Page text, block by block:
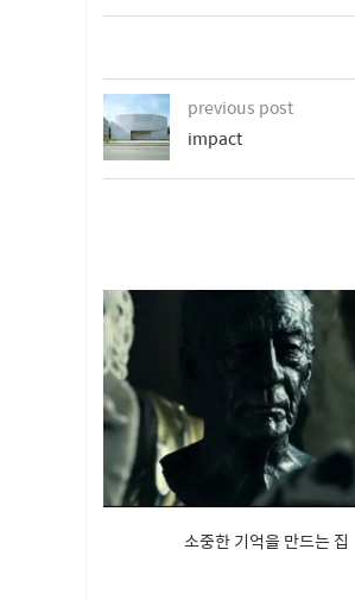
previous post
impact
소중한 기억을 만드는 집